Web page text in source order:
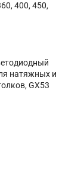
400, 450,
натяжных и
GX53